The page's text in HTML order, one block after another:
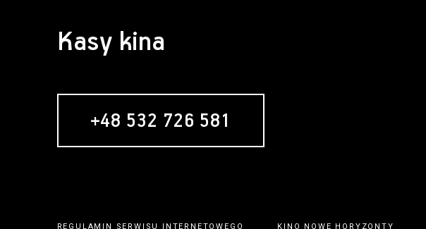
Kasy kina
+48 532 726 581
REGULAMIN SERWISU INTERNETOWEGO KINO NOWE HORYZONTY